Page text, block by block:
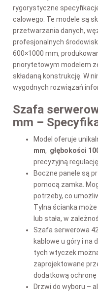
rygorystyczne
calowego. Te modele są
przetwarzania danych,
profesjonalnych
600×1000 mm,
priorytetowym modelem
składaną konstrukcję. W
wygodnych rozwiązań
Szafa
mm –
Model oferuje
mm, głębokości
precyzyjną
Boczne panele są
pomocą zamka.
potrzeby, co
Tylna ścianka
lub stała, w
Szafa serwerowa
kablowe u góry i na
tych wtyczek
zaprojektowane
dodatkową ochronę
Drzwi do wyboru –